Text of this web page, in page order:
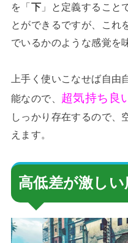
を「下 」と定義すること
とができるですが、これ
でいるかのような感覚を
上手く使いこなせば自
能なので、 超気持ち良
しっかり存在するので、
えます。
高低差が激し